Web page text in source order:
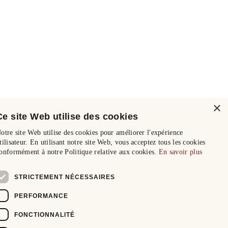
×
site Web utilise des cookies
site Web utilise des cookies pour améliorer l'expérience
En utilisant notre site Web, vous acceptez tous les cookies
à notre Politique relative aux cookies. En savoir plus
STRICTEMENT NÉCESSAIRES
PERFORMANCE
FONCTIONNALITÉ